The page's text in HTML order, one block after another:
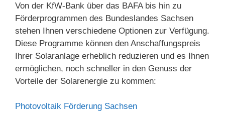
Von der KfW-Bank über das BAFA bis hin zu
Förderprogrammen des Bundeslandes Sachsen
stehen Ihnen verschiedene Optionen zur Verfügung.
Diese Programme können den Anschaffungspreis
Ihrer Solaranlage erheblich reduzieren und es Ihnen
ermöglichen, noch schneller in den Genuss der
Vorteile der Solarenergie zu kommen:
Photovoltaik Förderung Sachsen